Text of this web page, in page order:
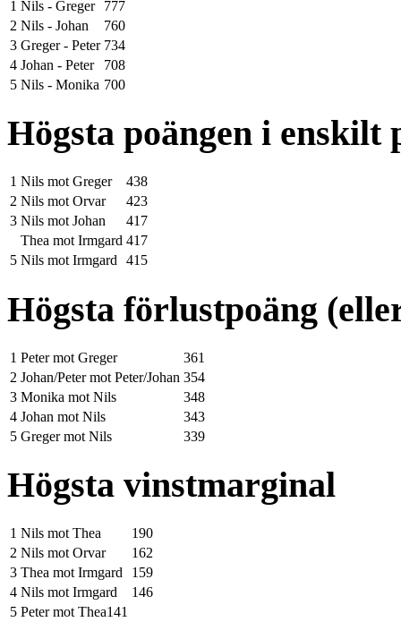
1 Nils - Greger
777
2 Nils - Johan
760
3 Greger - Peter 734
4 Johan - Peter
708
5 Nils - Monika 700
Högsta poängen i enskilt
1 Nils mot Greger
438
2 Nils mot Orvar
423
3 Nils mot Johan
417
Thea mot Irmgard 417
5 Nils mot Irmgard 415
Högsta förlustpoäng
1 Peter mot Greger
361
2 Johan/Peter mot Peter/Johan 354
3 Monika mot Nils
348
4 Johan mot Nils
343
5 Greger mot Nils 339
Högsta vinstmarginal
1 Nils mot Thea
190
2 Nils mot Orvar
162
3 Thea mot Irmgard
159
4 Nils mot Irmgard
146
5 Peter mot Thea141